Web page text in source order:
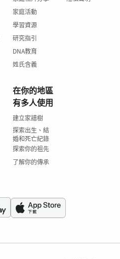
家庭活動
學習資源
研究指引
DNA教育
姓氏含義
在你的地區
有多人使用
建立家譜樹
探索出生、結
婚和死亡紀錄
探索你的祖先
了解你的傳承